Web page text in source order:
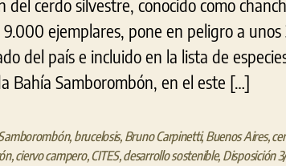
del cerdo silvestre, conocido como
ejemplares, pone en peligro a
del país e incluido en la lista de
Bahía Samborombón, en el este […]
, brucelosis, Bruno Carpinetti,Buenos Aires,
,ciervo campero,CITES,desarrollo sostenible, Disposición